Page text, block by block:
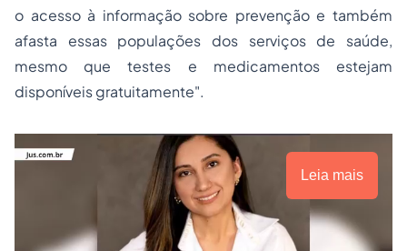
o acesso à informação sobre prevenção e também
afasta essas populações dos serviços de saúde,
mesmo que testes e medicamentos estejam
disponíveis gratuitamente".
Leia mais